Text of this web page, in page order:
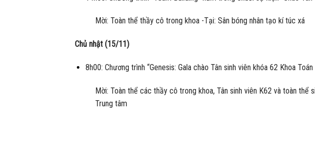
Mời: Toàn thể thầy cô trong khoa -Tại: Sân bóng nhân tạo kí túc xá
Chủ nhật (15/11)
8h00: Chương trình “Genesis: Gala chào Tân sinh viên khóa 62 Khoa Toán
Mời: Toàn thể các thầy cô trong khoa, Tân sinh viên K62 và toàn thể
Trung tâm